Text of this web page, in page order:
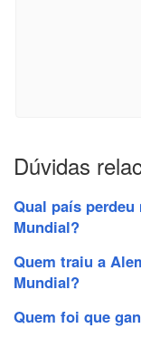
Dúvidas
Qual país perdeu
Mundial?
Quem traiu a
Mundial?
Quem foi que